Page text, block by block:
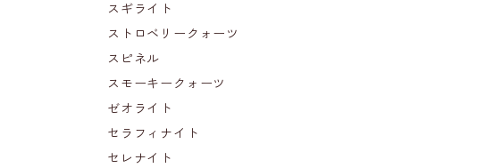
スギライト
ストロベリークォーツ
スピネル
スモーキークォーツ
ゼオライト
セラフィナイト
セレナイト